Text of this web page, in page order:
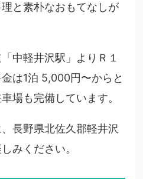
と素朴なおもてなしが
中軽井沢駅」よりＲ１
は1泊 5,000円〜からと
場も完備しています。
長野県北佐久郡軽井沢
みください。